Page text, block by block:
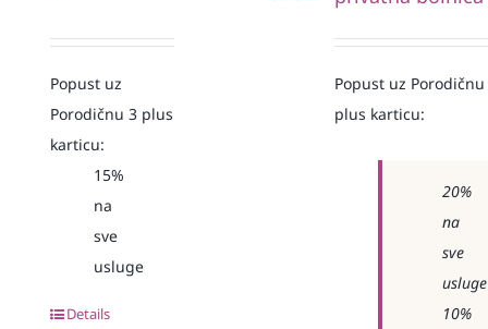
Popust uz
Porodičnu 3 plus
karticu:
15%
na
sve
usluge
Details
Popust uz Porodičnu
plus karticu:
20%
na
sve
usluge
10%